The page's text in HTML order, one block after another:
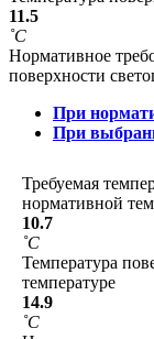
11.5
˚С
Нормативное
поверхности
При
При
Требуемая
нормативной
10.7
˚С
Температура
температуре
14.9
˚С